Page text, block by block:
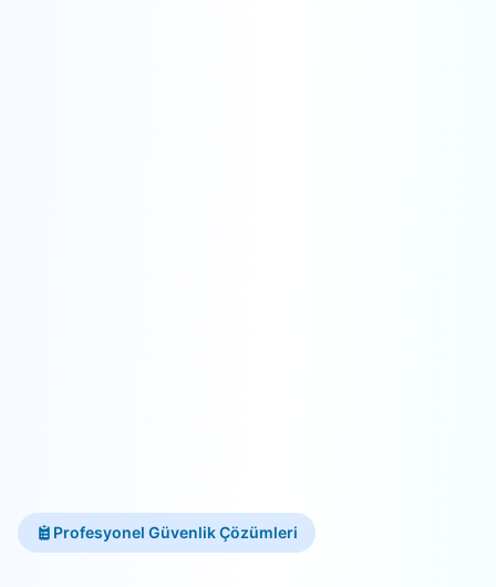
Profesyonel Güvenlik Çözümleri